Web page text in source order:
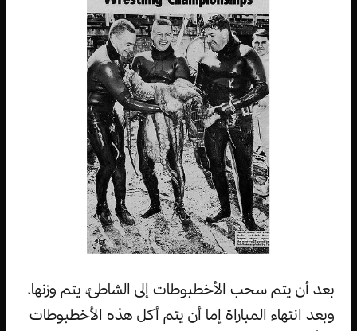
بعد أن يتم سحب الأخطبوطات إلى الشاطئ، يتم وزنها،
وبعد انتهاء المباراة إما أن يتم أكل هذه الأخطبوطات